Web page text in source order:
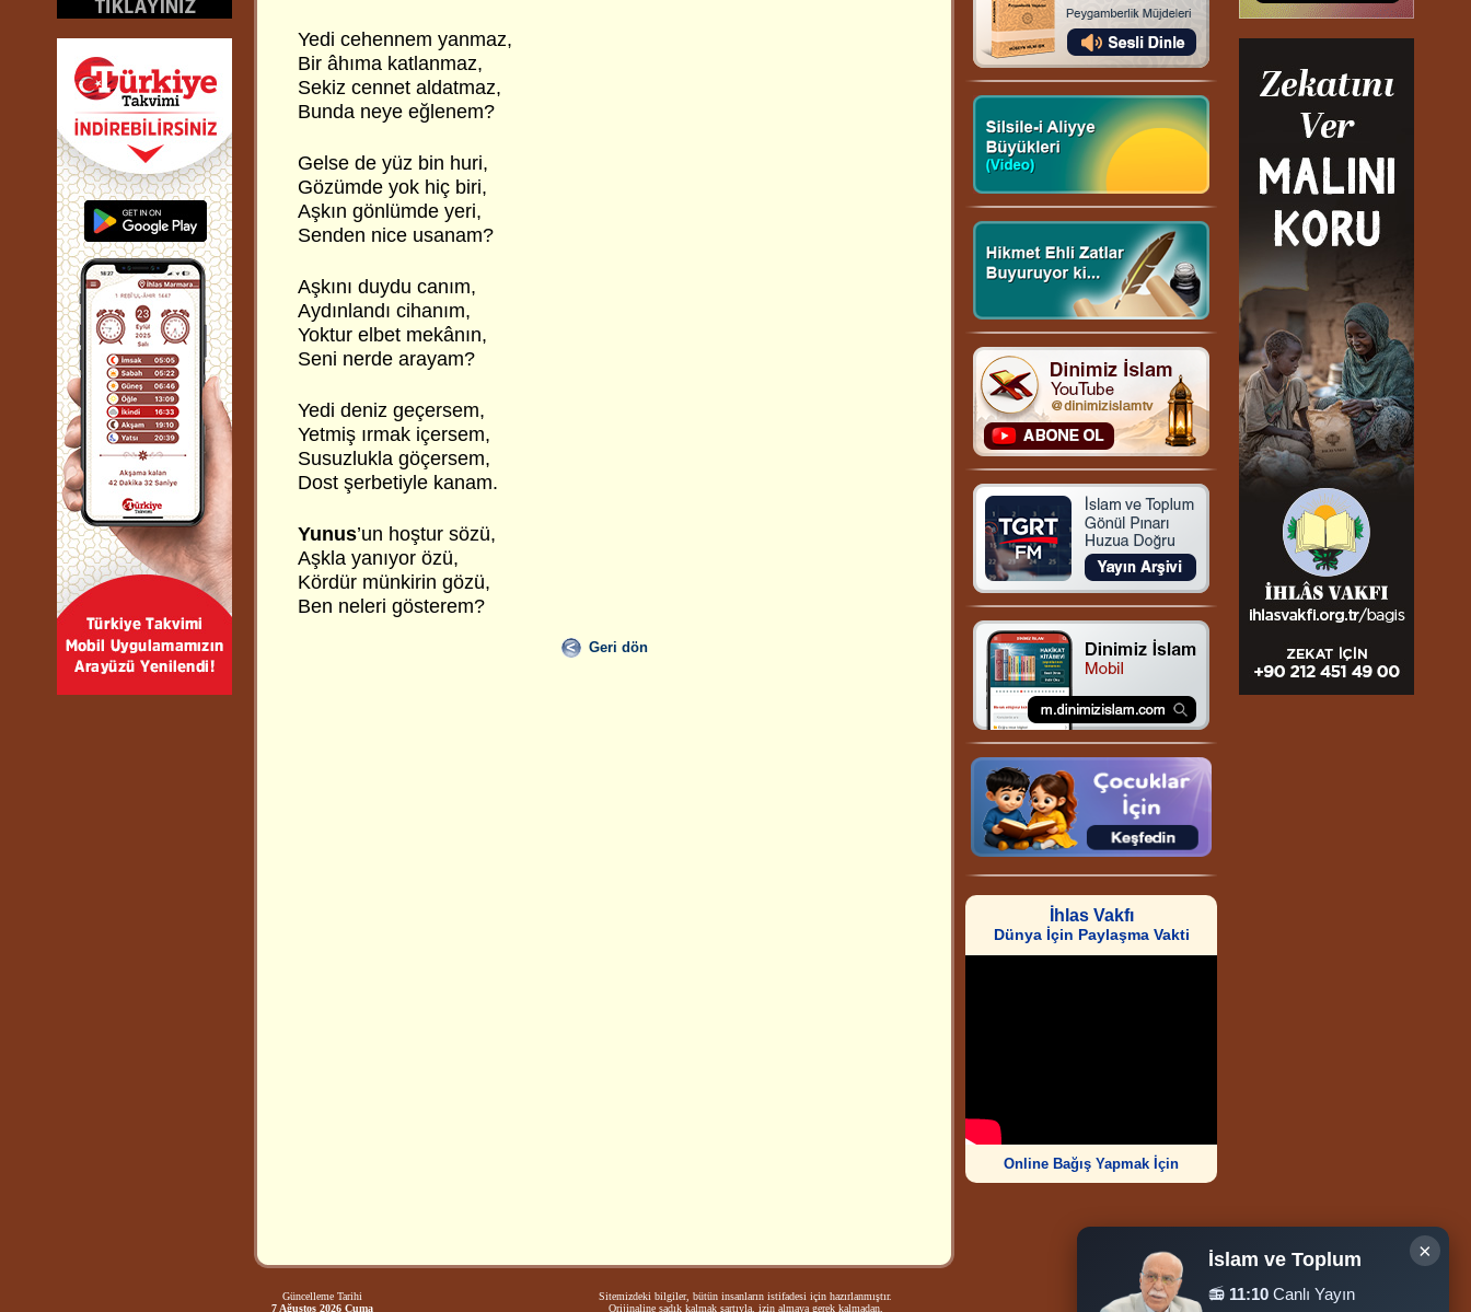
Yedi cehennem yanmaz,
Bir âhıma katlanmaz,
Sekiz cennet aldatmaz,
Bunda neye eğlenem?
Gelse de yüz bin huri,
Gözümde yok hiç biri,
Aşkın gönlümde yeri,
Senden nice usanam?
Aşkını duydu canım,
Aydınlandı cihanım,
Yoktur elbet mekânın,
Seni nerde arayam?
Yedi deniz geçersem,
Yetmiş ırmak içersem,
Susuzlukla göçersem,
Dost şerbetiyle kanam.
Yunus’un hoştur sözü,
Aşkla yanıyor özü,
Kördür münkirin gözü,
Ben neleri gösterem?
Geri dön
İhlas Vakfı
Dünya İçin Paylaşma Vakti
Online Bağış Yapmak İçin
Güncelleme Tarihi
7 Ağustos 2026 Cuma
Sitemizdeki bilgiler, bütün insanların istifadesi için hazırlanmıştır.
Orijinaline sadık kalmak şartıyla, izin almaya gerek kalmadan,
Ziyaretçi Sayısı
252.008.769
×
İslam ve Toplum
📻 11:10 Canlı Yayın